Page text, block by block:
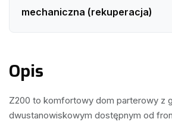
mechaniczna (rekuperacja)
Opis
Z200 to komfortowy dom parterowy z
dwustanowiskowym dostępnym od